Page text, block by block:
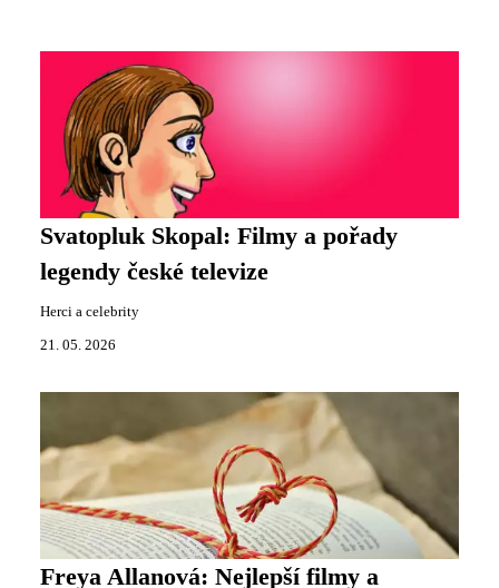
Svatopluk Skopal: Filmy a pořady
legendy české televize
Herci a celebrity
21. 05. 2026
Freya Allanová: Nejlepší filmy a